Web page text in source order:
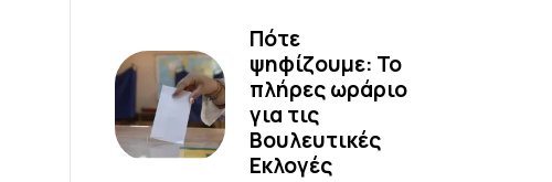
Πότε
ψηφίζουμε: Το
πλήρες ωράριο
για τις
Βουλευτικές
Εκλογές